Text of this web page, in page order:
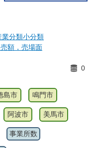
分類小分類
額，売場面
0
島市 鳴門市
阿波市 美馬市
事業所数